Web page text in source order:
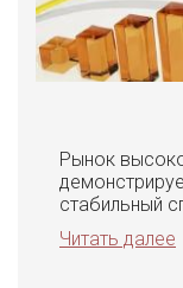
Рынок
стабильный
Читать далее